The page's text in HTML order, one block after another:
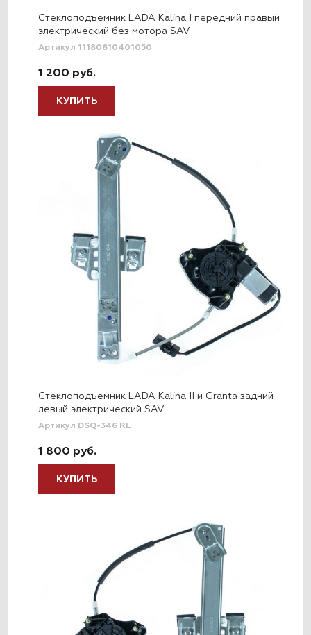
Стеклоподъемник LADA Kalina I передний правый
электрический без мотора SAV
Артикул 11180610401050
1 200 руб.
КУПИТЬ
Стеклоподъемник LADA Kalina II и Granta задний
левый электрический SAV
Артикул DSQ-346 RL
1 800 руб.
КУПИТЬ